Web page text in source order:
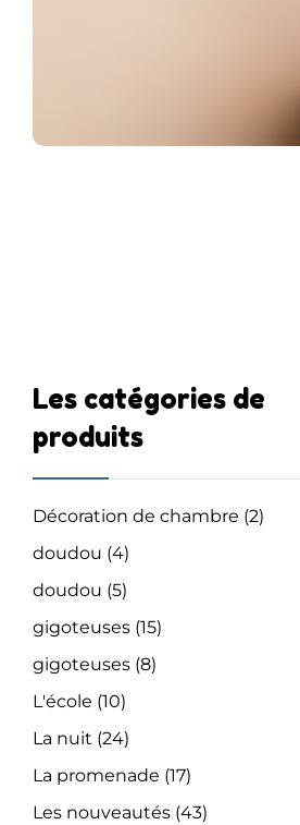
Les catégories de
produits
Décoration de chambre (2)
doudou (4)
doudou (5)
gigoteuses (15)
gigoteuses (8)
L'école (10)
La nuit (24)
La promenade (17)
Les nouveautés (43)